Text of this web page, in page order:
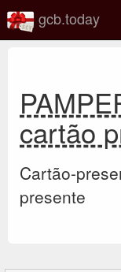
gcb.today
cartão
Cartão-
presente